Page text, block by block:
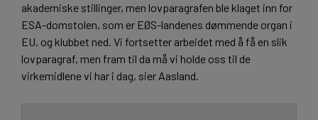
akademiske stillinger, men lovparagrafen ble klaget inn for
ESA-domstolen, som er EØS-landenes dømmende organ i
EU, og klubbet ned. Vi fortsetter arbeidet med å få en slik
lovparagraf, men fram til da må vi holde oss til de
virkemidlene vi har i dag, sier Aasland.